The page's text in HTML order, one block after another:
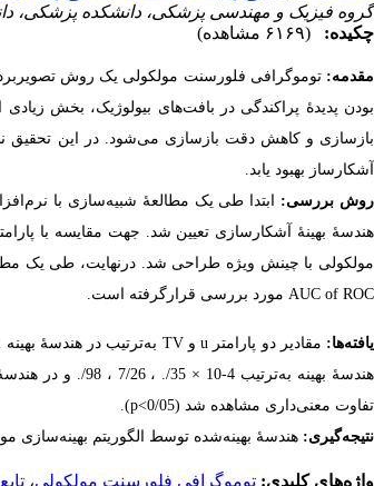
گروه فیزیک و مهندسی پزشکی، دانشکده پزشکی،
چکیده:
(۶۱۶۹ مشاهده)
‌‌‌مقدمه: توموگرافی فلورسنت مولکولی یک روش
آشکارساز بهبود یابد.
روش بررسی:
AUC of ROC مورد بررسی قرارگرفته است.
یافته‌ها:
تفاوت معنی‌داری مشاهده شد (p<0/05).
نتیجه‌گیری: هندسۀ بهینه‌شده توسط الگوریتم بهینه‌سازی
واژه‌های کلیدی: توموگرافی فلورسنت مولکولی،